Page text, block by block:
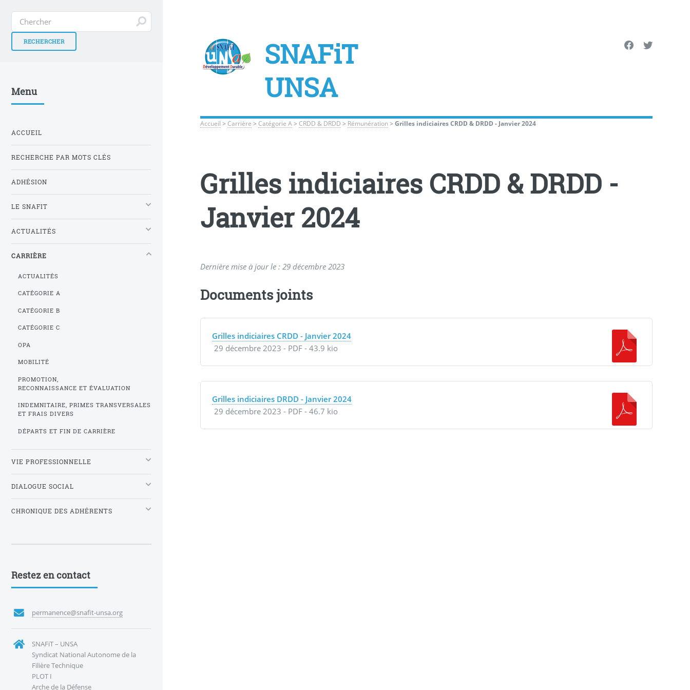
SNAFiT
UNSA
Accueil >Carrière >Catégorie A>CRDD & DRDD > Rémunération>Grilles indiciaires CRDD & DRDD - Janvier 2024
Grilles indiciaires CRDD & DRDD -
Janvier 2024
Dernière mise à jour le : 29 décembre 2023
Documents joints
Grilles indiciaires CRDD - Janvier 2024
29 décembre 2023 - PDF -43.9 kio
Grilles indiciaires DRDD - Janvier 2024
29 décembre 2023 - PDF -46.7 kio
Menu
ACCUEIL
RECHERCHE PAR MOTS CLÉS
ADHÉSION
LE SNAFIT
ACTUALITÉS
CARRIÈRE
ACTUALITÉS
CATÉGORIE A
CATÉGORIE B
CATÉGORIE C
OPA
MOBILITÉ
PROMOTION,
RECONNAISSANCE ET ÉVALUATION
INDEMNITAIRE, PRIMES TRANSVERSALES
ET FRAIS DIVERS
DÉPARTS ET FIN DE CARRIÈRE
VIE PROFESSIONNELLE
DIALOGUE SOCIAL
CHRONIQUE DES ADHÉRENTS
Restez en contact
permanence@snafit-unsa.org
SNAFiT – UNSA
Syndicat National Autonome de la
Filière Technique
PLOT I
Arche de la Défense